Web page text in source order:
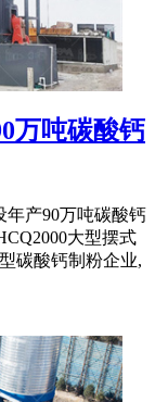
万吨碳酸钙
年产90万吨碳酸钙
大型摆式
碳酸钙制粉企业,